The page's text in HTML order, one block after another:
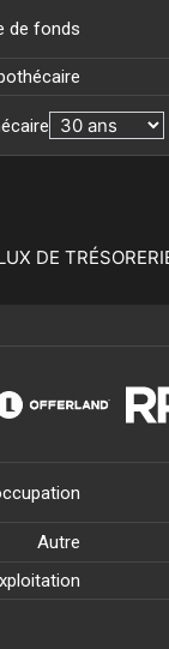
de fonds
DE
Autre